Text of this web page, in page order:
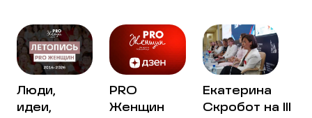
Люди,
идеи,
PRO
Женщин
Екатерина
Скробот на III